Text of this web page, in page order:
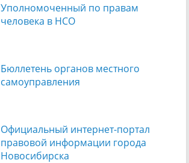
Уполномоченный по правам
человека в НСО
Бюллетень органов местного
самоуправления
Официальный интернет-портал
правовой информации города
Новосибирска